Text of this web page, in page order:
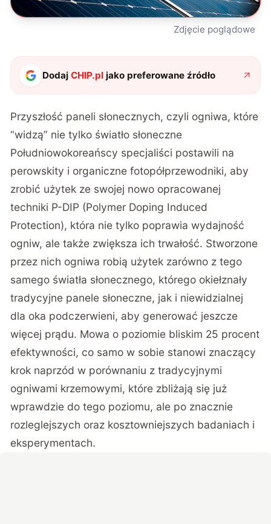
Zdjęcie poglądowe
DodajCHIP.pl jako preferowane źródło
Przyszłość paneli słonecznych, czyli ogniwa, które
“widzą” nie tylko światło słoneczne
Południowokoreańscy specjaliści postawili na
perowskity i organiczne fotopółprzewodniki, aby
zrobić użytek ze swojej nowo opracowanej
techniki P-DIP (Polymer Doping Induced
Protection), która nie tylko poprawia wydajność
ogniw, ale także zwiększa ich trwałość. Stworzone
przez nich ogniwa robią użytek zarówno z tego
samego światła słonecznego, którego okiełznały
tradycyjne panele słoneczne, jak i niewidzialnej
dla oka podczerwieni, aby generować jeszcze
więcej prądu. Mowa o poziomie bliskim 25 procent
efektywności, co samo w sobie stanowi znaczący
krok naprzód w porównaniu z tradycyjnymi
ogniwami krzemowymi, które zbliżają się już
wprawdzie do tego poziomu, ale po znacznie
rozleglejszych oraz kosztowniejszych badaniach i
eksperymentach.